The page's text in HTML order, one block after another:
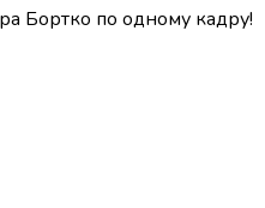
Бортко по одному кадру!